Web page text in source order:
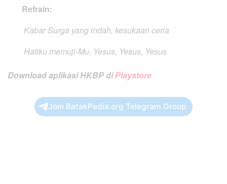
Refrain:
Kabar Surga yang indah, kesukaan ceria
Hatiku memuji-Mu, Yesus, Yesus, Yesus
Download aplikasi HKBP diPlaystore
Join BatakPedia.org Telegram Group